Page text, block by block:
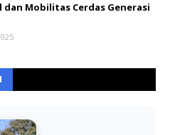
Mobilitas Cerdas Generasi